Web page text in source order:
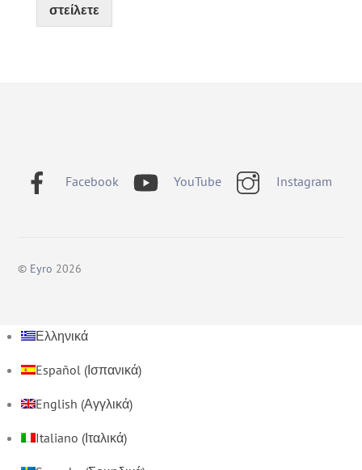
στείλετε
Facebook YouTube Instagram
© Eyro 2026
Ελληνικά
Español (Ισπανικά)
English (Αγγλικά)
Italiano (Ιταλικά)